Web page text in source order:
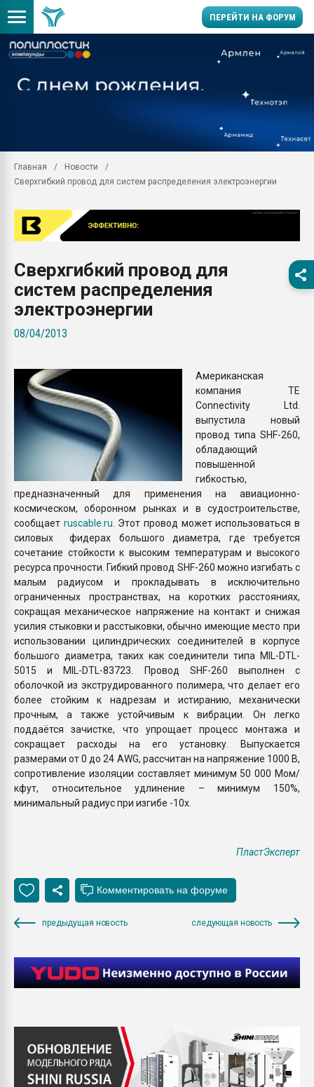
ПЕРЕЙТИ НА ФОРУМ
заводу пластмасс"
28.07.2026
пластмасс
28.07.2026
ПЕРЕЙТИ НА
Главная
Новости
Сверхгибкий провод для систем распределения электроэнергии
Сверхгибкий провод для
систем распределения
электроэнергии
08/04/2013
Американская
компания TE
Connectivity Ltd.
выпустила новый
провод типа SHF-260,
обладающий
повышенной
гибкостью,
предназначенный для применения на авиационно-
космическом, оборонном рынках и в судостроительстве,
сообщает ruscable.ru . Этот провод может использоваться в
силовых фидерах большого диаметра, где требуется
сочетание стойкости к высоким температурам и высокого
ресурса прочности. Гибкий провод SHF-260 можно изгибать с
малым радиусом и прокладывать в исключительно
ограниченных пространствах, на коротких расстояниях,
сокращая механическое напряжение на контакт и снижая
усилия стыковки и расстыковки, обычно имеющие место при
использовании цилиндрических соединителей в корпусе
большого диаметра, таких как соединители типа MIL-DTL-
5015 и MIL-DTL-83723. Провод SHF-260 выполнен с
оболочкой из экструдированного полимера, что делает его
более стойким к надрезам и истиранию, механически
прочным, а также устойчивым к вибрации. Он легко
поддаётся зачистке, что упрощает процесс монтажа и
сокращает расходы на его установку. Выпускается
размерами от 0 до 24 AWG, рассчитан на напряжение 1000 В,
сопротивление изоляции составляет минимум 50 000 Мом/
кфут, относительное удлинение – минимум 150%,
минимальный радиус при изгибе -10x.
ПластЭксперт
предыдущая новость следующая новость